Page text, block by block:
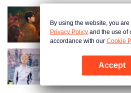
Masa Muda
Pembalap Cinta
By using the website, you
Privacy Policy and the use of
accordance with our Cookie
Accept